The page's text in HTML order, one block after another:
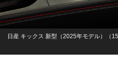
日産 キックス 新型（2025年モデル）（